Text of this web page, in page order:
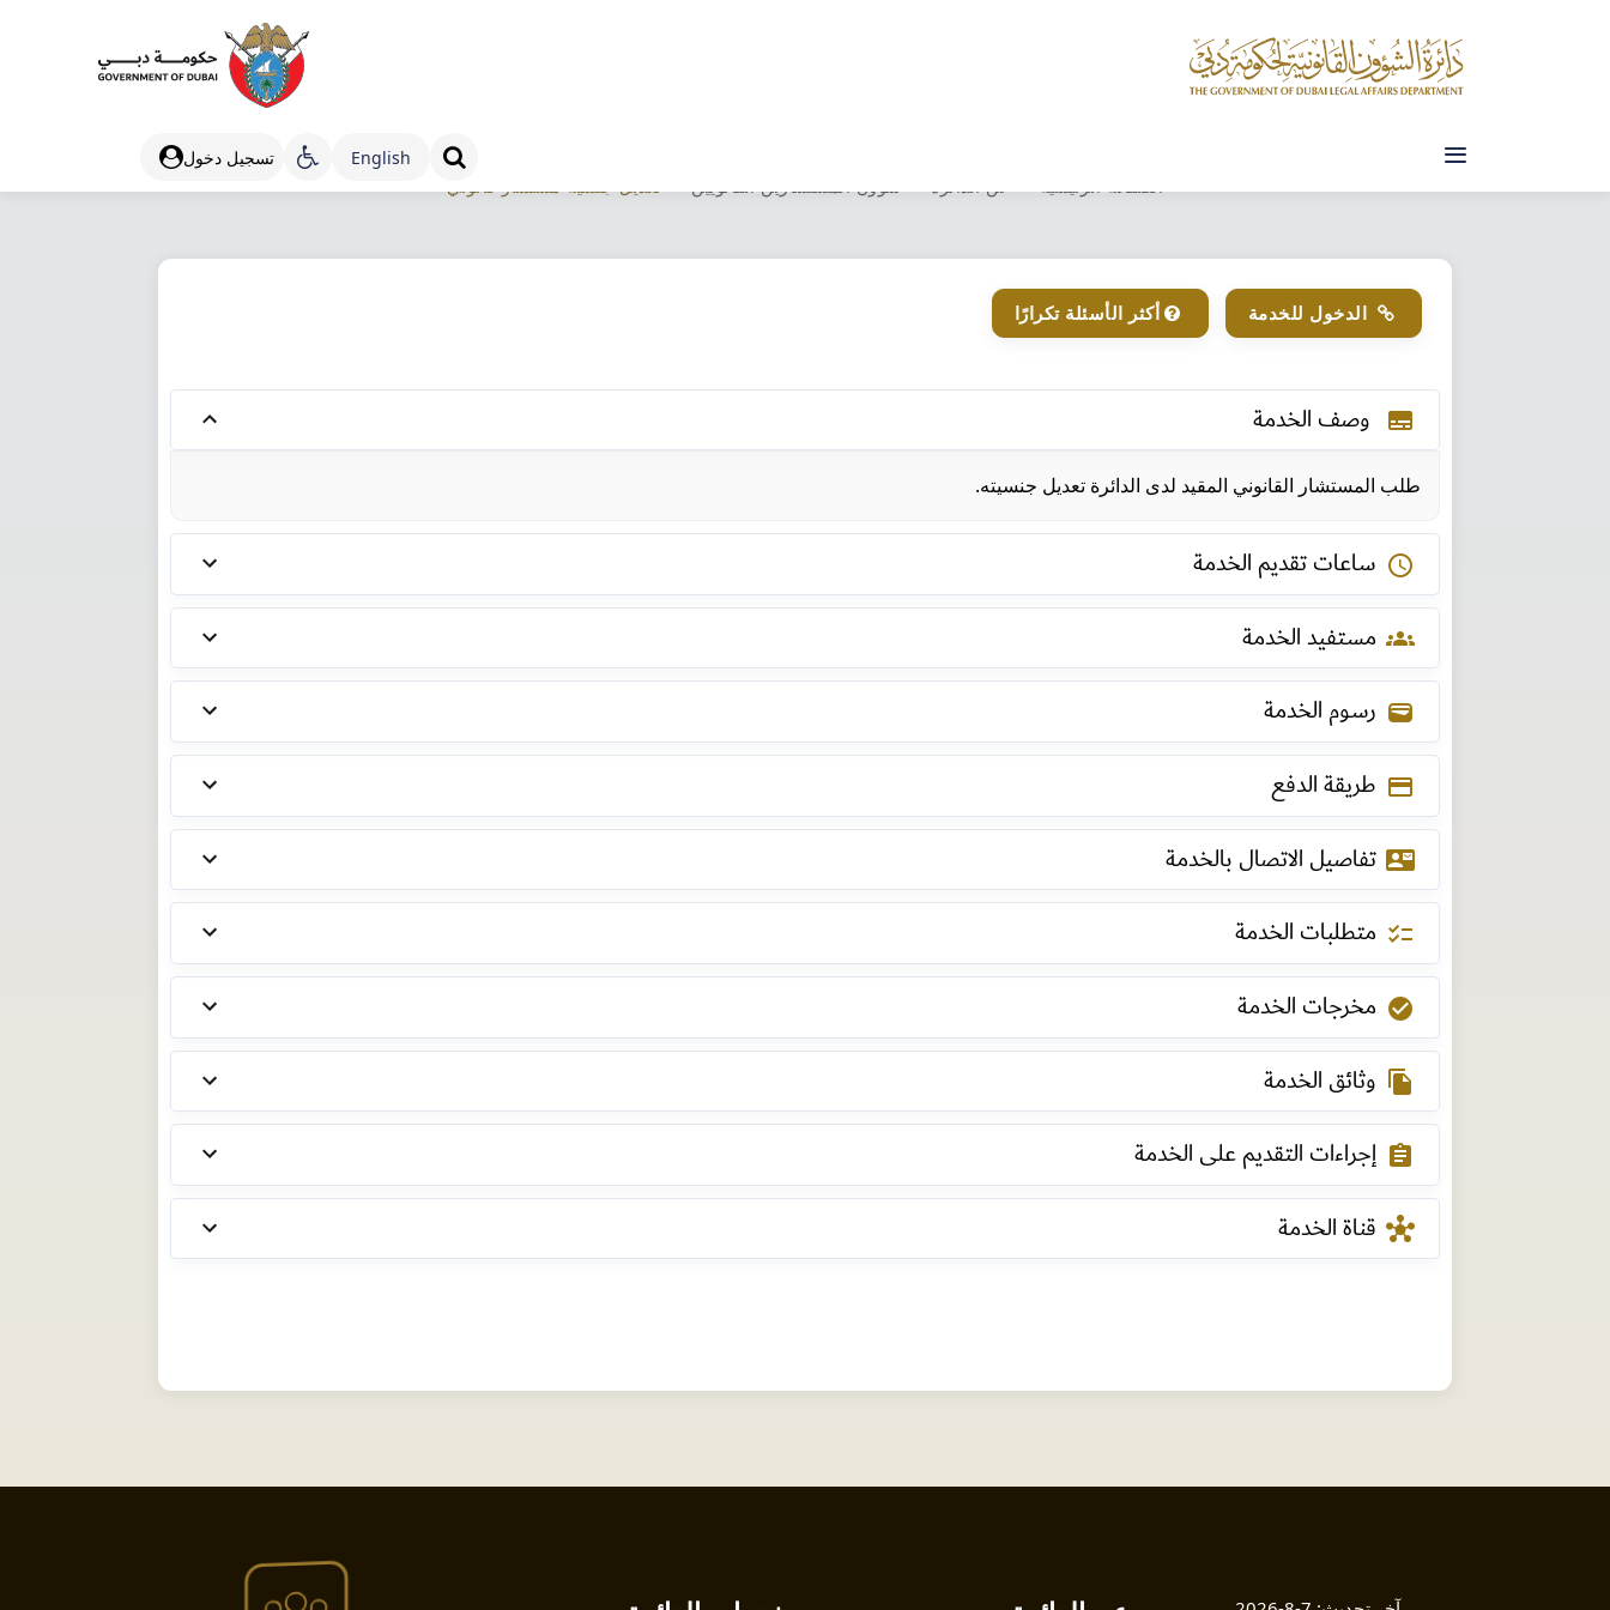
Engli​sh تسجيل دخول
الدخول للخدمة أكثر الأسئلة تكرارًا
subtitles وصف الخدمة​
طلب المستشار القانوني المقيد لدى الدائرة تعديل جنسيته.
schedule ساعات تقديم الخدمة
groups مستفيد الخدمة
wallet رسوم الخدمة
payment طريقة الدفع
contact_mail تفاصيل الاتصال بالخدمة
checklist متطلبات الخدمة
check_circle مخرجات الخدمة
file_copy وثائق الخدمة
assignment إجراءات التقديم على الخدمة
hub قناة الخدمة